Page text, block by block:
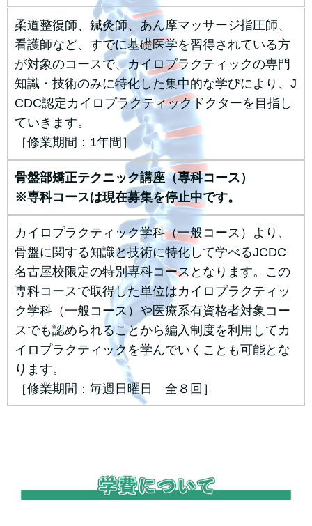
柔道整復師、鍼灸師、あん摩マッサージ指圧師、
看護師など、すでに基礎医学を習得されている方
が対象のコースで、カイロプラクティックの専門
知識・技術のみに特化した集中的な学びにより、J
CDC認定カイロプラクティックドクターを目指し
ていきます。
［修業期間：1年間］
骨盤部矯正テクニック講座（専科コース）
※専科コースは現在募集を停止中です。
カイロプラクティック学科（一般コース）より、
骨盤に関する知識と技術に特化して学べるJCDC
名古屋校限定の特別専科コースとなります。この
専科コースで取得した単位はカイロプラクティッ
ク学科（一般コース）や医療系有資格者対象コー
スでも認められることから編入制度を利用してカ
イロプラクティックを学んでいくことも可能とな
ります。
［修業期間：毎週日曜日 全８回］